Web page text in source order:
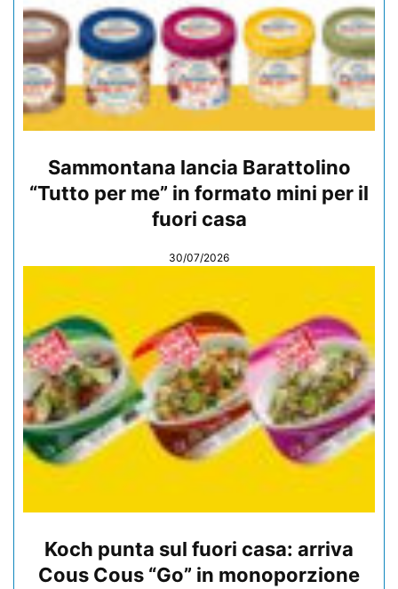
Sammontana lancia Barattolino
“Tutto per me” in formato mini per il
fuori casa
30/07/2026
Koch punta sul fuori casa: arriva
Cous Cous “Go” in monoporzione